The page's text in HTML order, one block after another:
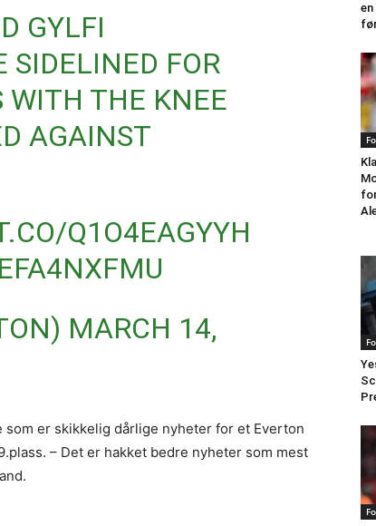
GYLFI
SIDELINED FOR
WITH THE KNEE
AGAINST
Q1O4EAGYYH
MARCH 14,
er skikkelig dårlige nyheter for et Everton
– Det er hakket bedre nyheter som mest